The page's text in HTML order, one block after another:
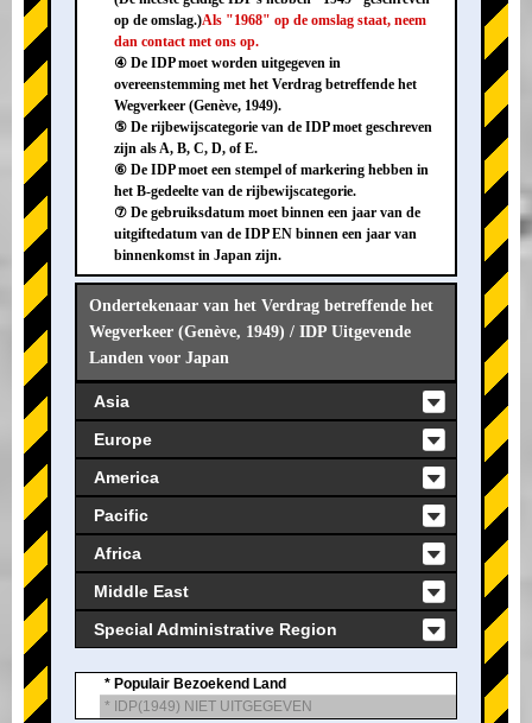
op de omslag.)Als "1968" op de omslag staat, neem
dan contact met ons op.
④ De IDP moet worden uitgegeven in
overeenstemming met het Verdrag betreffende het
Wegverkeer (Genève, 1949).
⑤ De rijbewijscategorie van de IDP moet geschreven
zijn als A, B, C, D, of E.
⑥ De IDP moet een stempel of markering hebben in
het B-gedeelte van de rijbewijscategorie.
⑦ De gebruiksdatum moet binnen een jaar van de
uitgiftedatum van de IDP EN binnen een jaar van
binnenkomst in Japan zijn.
Ondertekenaar van het Verdrag betreffende het
Wegverkeer (Genève, 1949) / IDP Uitgevende
Landen voor Japan
Asia
Europe
America
Pacific
Africa
Middle East
Special Administrative Region
* Populair Bezoekend Land
* IDP(1949) NIET UITGEGEVEN